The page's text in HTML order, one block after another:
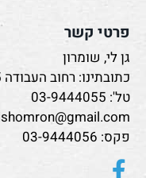
פרטי קשר
גן לי, שומרון
כתובתינו: רחוב העבודה 5, אריאל
טל': 03-9444055
פקס: 03-9444056